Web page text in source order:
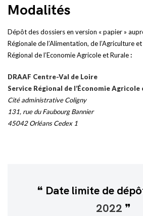
Modalités
Dépôt des dossiers en version « papier »
Régionale de l’Alimentation, de l’Agriculture
Régional de l’Economie Agricole et Rurale:
DRAAF Centre-Val de Loire
Service Régional de l’Économie Agricole
Cité administrative Coligny
131, rue du Faubourg Bannier
45042 Orléans Cedex 1
Date limite de
2022